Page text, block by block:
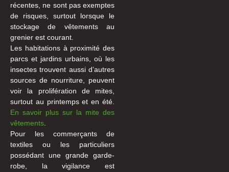
récentes, ne sont pas exemptes
de risques, surtout lorsque le
stockage de vêtements au
grenier est courant.
Les habitations à proximité des
parcs et jardins urbains, où les
insectes trouvent aussi d’autres
sources de nourriture, peuvent
voir la prolifération de mites,
surtout au printemps et en été.
En savoir plus sur la mite des
vêtements
Pour les commerçants de
textiles ou les particuliers
possédant une grande garde-
robe, la vigilance est